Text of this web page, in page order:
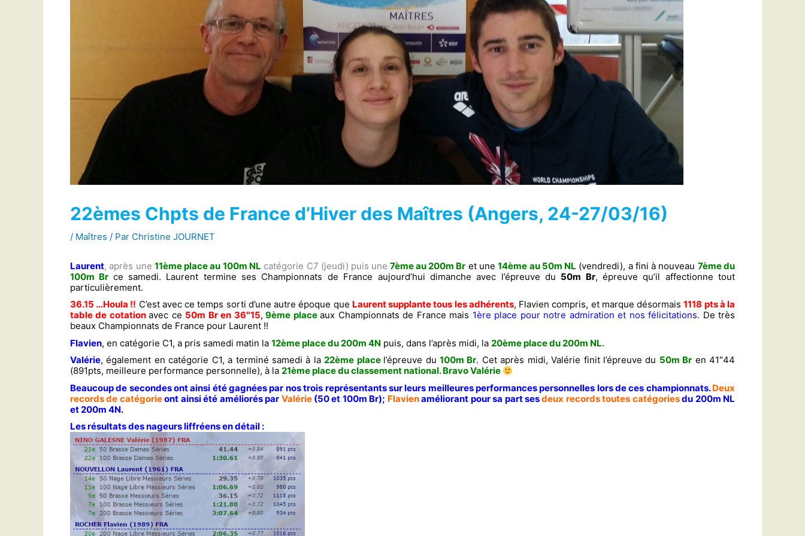
22èmes Chpts de France d’Hiver des Maîtres (Angers, 24-27/03/16)
/ Maîtres / Par Christine JOURNET
Laurent, après une 11ème placeau 100m NL catégorie C7 (jeudi) puis une 7ème au 200m Br et une14ème au 50m NL (vendredi), a fini à nouveau 7ème du
100m Br ce samedi. Laurent termine ses Championnats de France aujourd’hui dimanche avec l’épreuve du 50m Br, épreuve qu’il affectionne tout
particulièrement.
36.15 …Houla !! C’est avec ce temps sorti d’une autre époque que Laurent supplante tous les adhérents, Flavien compris, et marque désormais1118 pts à la
table de cotationavec ce 50m Br en 36″15, 9ème placeaux Championnats de France mais 1ère place pour notre admiration et nos félicitations. De très
beaux Championnats de France pour Laurent !!
Flavien, en catégorie C1, a pris samedi matin la 12ème place du 200m 4N puis, dans l’après midi, la 20ème place du200m NL.
Valérie, également en catégorie C1, a terminé samedi à la22ème place l’épreuve du 100m Br. Cet après midi, Valérie finit l’épreuve du 50m Br en 41″44
(891pts, meilleure performance personnelle), à la 21ème place du classement national. Bravo Valérie
Beaucoup de secondes ont ainsi été gagnées par nos trois représentants sur leurs meilleures performances personnelles lors de ces championnats.Deux
records de catégorieont ainsi été améliorés par Valérie (50 et 100m Br); Flavienaméliorant pour sa part sesdeux records toutes catégoriesdu 200m NL
et 200m 4N.
Les résultats des nageurs liffréens en détail :